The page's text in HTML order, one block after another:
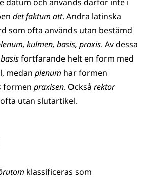
det faktum att. Andra latinska
som ofta används utan bestämd
kulmen, basis, praxis. Av dessa
basisfortfarande helt en form med
medan plenum har formen
formen praxisen. Också rektor
utan slutartikel.
klassificeras som